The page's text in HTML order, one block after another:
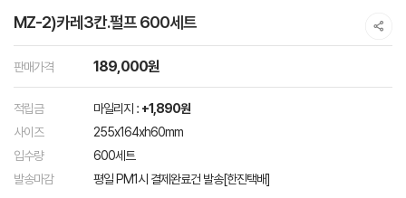
MZ-2)카레3칸.펄프 600세트
판매가격 189,000원
적립금 마일리지 : +1,890원
사이즈
255x164xh60mm
입수량
600세트
발송마감
평일 PM1시 결제완료건 발송[한진택배]